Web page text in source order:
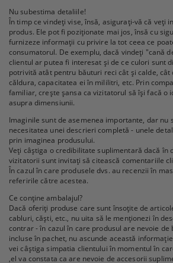
Nu subestima detaliile!
În timp ce vindeți vise, însă, asigurați-vă că veți
produs. Ele pot fi poziționate mai jos, însă cu
furnizeze informații cu privire la tot ceea ce
consumatorul. De exemplu, dacă vindeți "cană
clientul ar putea fi interesat și de ce culori sunt
potrivită atât pentru băuturi reci cât și calde, cât
căldura, capacitatea ei în mililitri, etc. Prin
familiar, crește șansa ca vizitatorul să își facă o
asupra dimensiunii.
Imaginile sunt de asemenea importante, dar nu
necesitatea unei descrieri completă - unele
prin imaginea produsului.
Veți câștiga o credibilitate suplimentară dacă în
vizitatorii sunt invitați să citească comentariile
În cazul în care produsele dvs. au recenzii în
referirile către acestea.
Ce conține ambalajul?
Dacă oferiți produse care sunt însoțite de
cabluri, căști, etc., nu uita să le menționezi în
contrar - în cazul în care produsul are nevoie de
incluse în pachet, nu ascunde această
vei câștiga simpatia clientului în momentul în
,el va constata ca are nevoie de accesorii